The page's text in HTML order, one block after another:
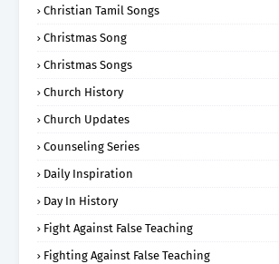
Christian Tamil Songs
Christmas Song
Christmas Songs
Church History
Church Updates
Counseling Series
Daily Inspiration
Day In History
Fight Against False Teaching
Fighting Against False Teaching